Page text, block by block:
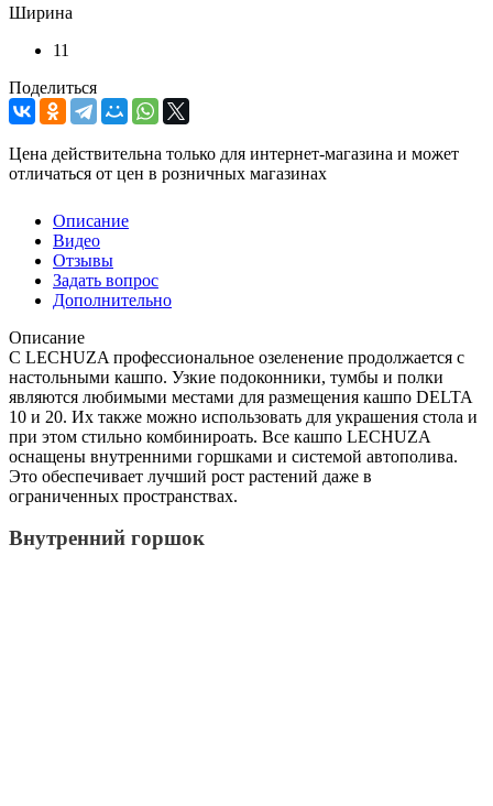
Ширина
11
Поделиться
Цена действительна только для интернет-магазина и может
отличаться от цен в розничных магазинах
Описание
Видео
Отзывы
Задать вопрос
Дополнительно
Описание
С LECHUZA профессиональное озеленение продолжается с
настольными кашпо. Узкие подоконники, тумбы и полки
являются любимыми местами для размещения кашпо DELTA
10 и 20. Их также можно использовать для украшения стола и
при этом стильно комбинироать. Все кашпо LECHUZA
оснащены внутренними горшками и системой автополива.
Это обеспечивает лучший рост растений даже в
ограниченных пространствах.
Внутренний горшок